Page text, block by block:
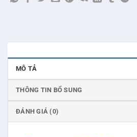
MÔ TẢ
THÔNG TIN BỔ SUNG
ĐÁNH GIÁ (0)